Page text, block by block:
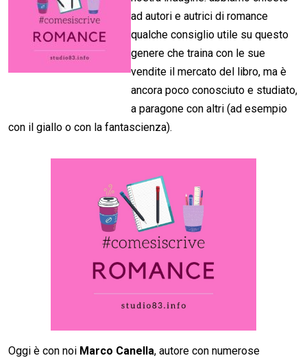
ad autori e autrici di romance
qualche consiglio utile su questo
genere che traina con le sue
vendite il mercato del libro, ma è
ancora poco conosciuto e studiato,
a paragone con altri (ad esempio
con il giallo o con la fantascienza).
Oggi è con noi Marco Canella, autore con numerose